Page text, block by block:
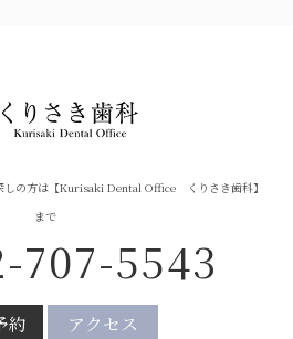
しの方は【Kurisaki Dental Office くりさき歯科】
まで
707-5543
約 アクセス